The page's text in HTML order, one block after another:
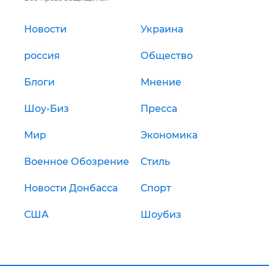
Новости Украина
россия Общество
Блоги Мнение
Шоу-Биз Пресса
Мир Экономика
Военное Обозрение Стиль
Новости Донбасса Спорт
США Шоубиз